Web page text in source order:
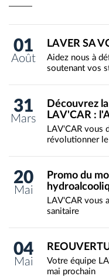
01
Août
LAVER SA
Aidez nous à
soutenant vos
31
Mars
Découvrez
LAV'CAR :
LAV'CAR vous
révolutionner
20
Mai
Promo du
LAV'CAR vous
sanitaire
04
Mai
Votre équipe
mai prochain